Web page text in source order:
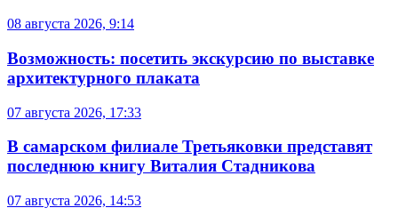
08 августа 2026, 9:14
Возможность: посетить экскурсию по выставке
архитектурного плаката
07 августа 2026, 17:33
В самарском филиале Третьяковки представят
последнюю книгу Виталия Стадникова
07 августа 2026, 14:53